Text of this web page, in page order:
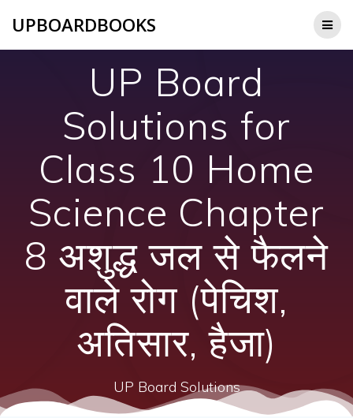
UPBOARDBOOKS
UP Board
Solutions for
Class 10 Home
Science Chapter
8 अशुद्ध जल से फैलने
वाले रोग (पेचिश,
अतिसार, हैजा)
UP Board Solutions